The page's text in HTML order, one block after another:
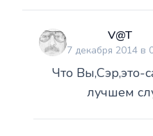
V@T
7 декабря 2014 в
Что Вы,Сэр,это-
лучшем